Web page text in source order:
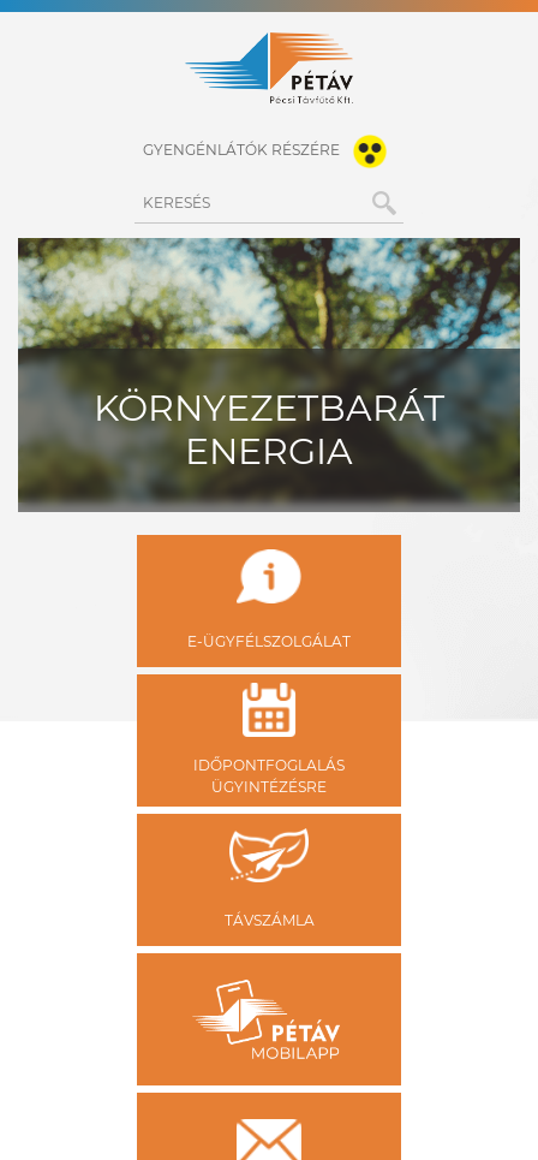
GYENGÉNLÁTÓK RÉSZÉRE
KERESÉS
KÖRNYEZETBARÁT
ENERGIA
E-ÜGYFÉLSZOLGÁLAT
IDŐPONTFOGLALÁS
ÜGYINTÉZÉSRE
TÁVSZÁMLA